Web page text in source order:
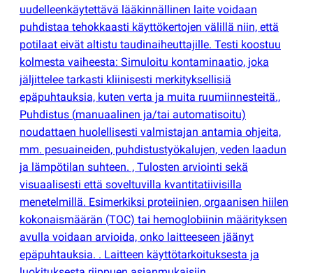
uudelleenkäytettävä lääkinnällinen laite voidaan
puhdistaa tehokkaasti käyttökertojen välillä niin, että
potilaat eivät altistu taudinaiheuttajille. Testi koostuu
kolmesta vaiheesta: Simuloitu kontaminaatio, joka
jäljittelee tarkasti kliinisesti merkityksellisiä
epäpuhtauksia, kuten verta ja muita ruumiinnesteitä.,
Puhdistus (manuaalinen ja/tai automatisoitu)
noudattaen huolellisesti valmistajan antamia ohjeita,
mm. pesuaineiden, puhdistustyökalujen, veden laadun
ja lämpötilan suhteen. , Tulosten arviointi sekä
visuaalisesti että soveltuvilla kvantitatiivisilla
menetelmillä. Esimerkiksi proteiinien, orgaanisen hiilen
kokonaismäärän (TOC) tai hemoglobiinin määrityksen
avulla voidaan arvioida, onko laitteeseen jäänyt
epäpuhtauksia. . Laitteen käyttötarkoituksesta ja